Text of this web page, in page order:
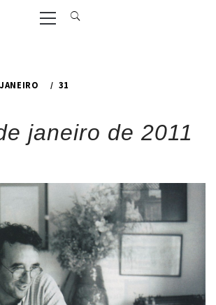
Primary
Menu
JANEIRO 31
janeiro de 2011